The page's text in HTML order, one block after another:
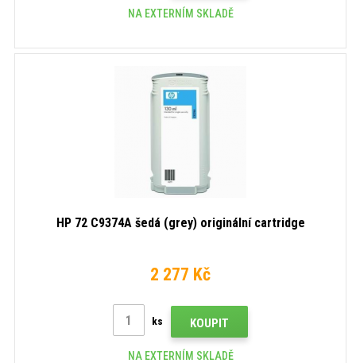
NA EXTERNÍM SKLADĚ
HP 72 C9374A šedá (grey) originální cartridge
2 277 Kč
ks KOUPIT
NA EXTERNÍM SKLADĚ